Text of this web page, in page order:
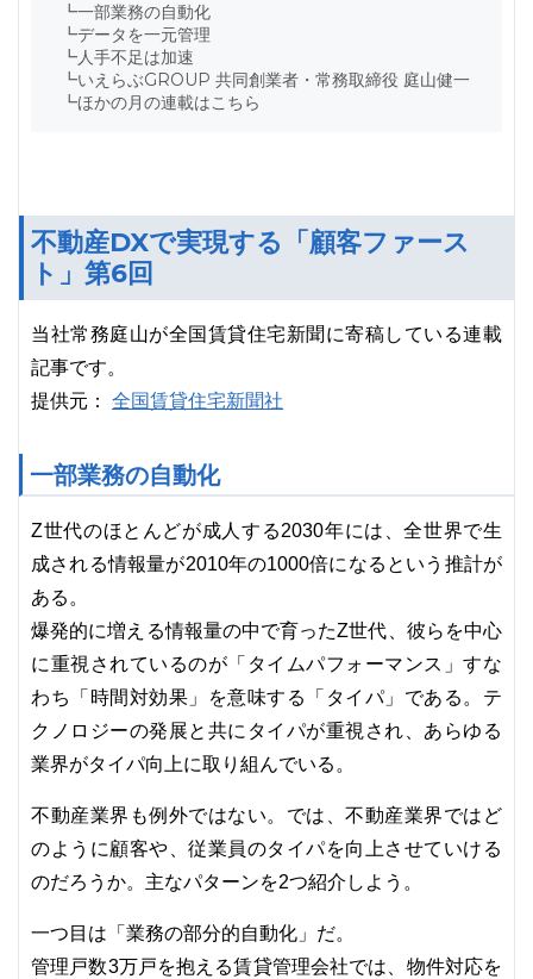
┗一部業務の自動化
┗データを一元管理
┗人手不足は加速
┗いえらぶGROUP 共同創業者・常務取締役 庭山健一
┗ほかの月の連載はこちら
不動産DXで実現する「顧客ファース
ト」第6回
当社常務庭山が全国賃貸住宅新聞に寄稿している連載
記事です。
提供元： 全国賃貸住宅新聞社
一部業務の自動化
Z世代のほとんどが成人する2030年には、全世界で生
成される情報量が2010年の1000倍になるという推計が
ある。
爆発的に増える情報量の中で育ったZ世代、彼らを中心
に重視されているのが「タイムパフォーマンス」すな
わち「時間対効果」を意味する「タイパ」である。テ
クノロジーの発展と共にタイパが重視され、あらゆる
業界がタイパ向上に取り組んでいる。
不動産業界も例外ではない。では、不動産業界ではど
のように顧客や、従業員のタイパを向上させていける
のだろうか。主なパターンを2つ紹介しよう。
一つ目は「業務の部分的自動化」だ。
管理戸数3万戸を抱える賃貸管理会社では、物件対応を